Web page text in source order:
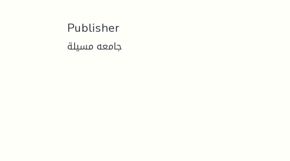
Publisher
جامعه مسيلة